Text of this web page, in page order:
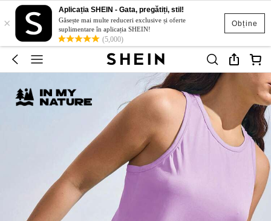
Obține
×
Aplicația SHEIN - Gata, pregătiți, stil!
Găsește mai multe reduceri exclusive și oferte
suplimentare în aplicația SHEIN!
(5,000)